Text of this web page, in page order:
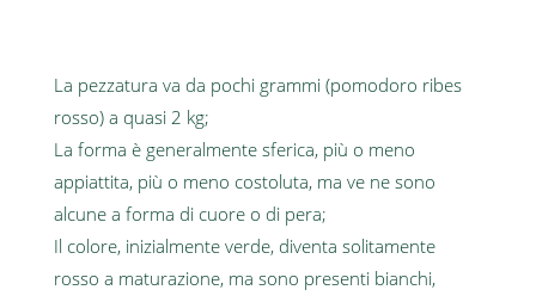
La pezzatura va da pochi grammi (pomodoro ribes
rosso) a quasi 2 kg;
La forma è generalmente sferica, più o meno
appiattita, più o meno costoluta, ma ve ne sono
alcune a forma di cuore o di pera;
Il colore, inizialmente verde, diventa solitamente
rosso a maturazione, ma sono presenti bianchi,